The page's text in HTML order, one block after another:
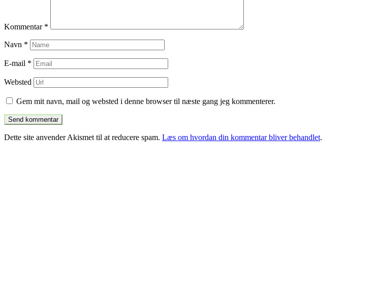
Kommentar *
Navn *
E-mail *
Websted
Gem mit navn, mail og websted i denne browser til næste gang jeg kommenterer.
Dette site anvender Akismet til at reducere spam. Læs om hvordan din kommentar bliver behandlet.